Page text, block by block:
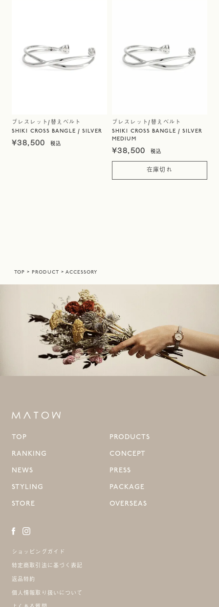
ブレスレット/替えベルト
SHIKI CROSS BANGLE / SILVER
¥38,500
ブレスレット/替えベルト
SHIKI CROSS BANGLE / SILVER
MEDIUM
¥38,500
在庫切れ
TOP PRODUCT ACCESSORY
TOP
PRODUCTS
RANKING
CONCEPT
NEWS
PRESS
STYLING
PACKAGE
STORE
OVERSEAS
ショッピングガイド
特定商取引法に基づく表記
返品特約
個人情報取り扱いについて